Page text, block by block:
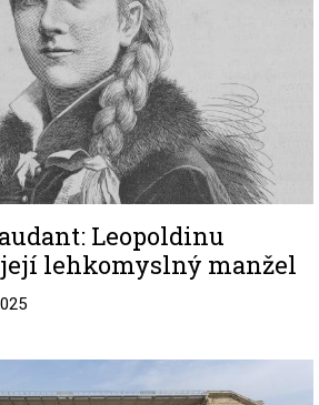
Leopoldinu
lehkomyslný manžel